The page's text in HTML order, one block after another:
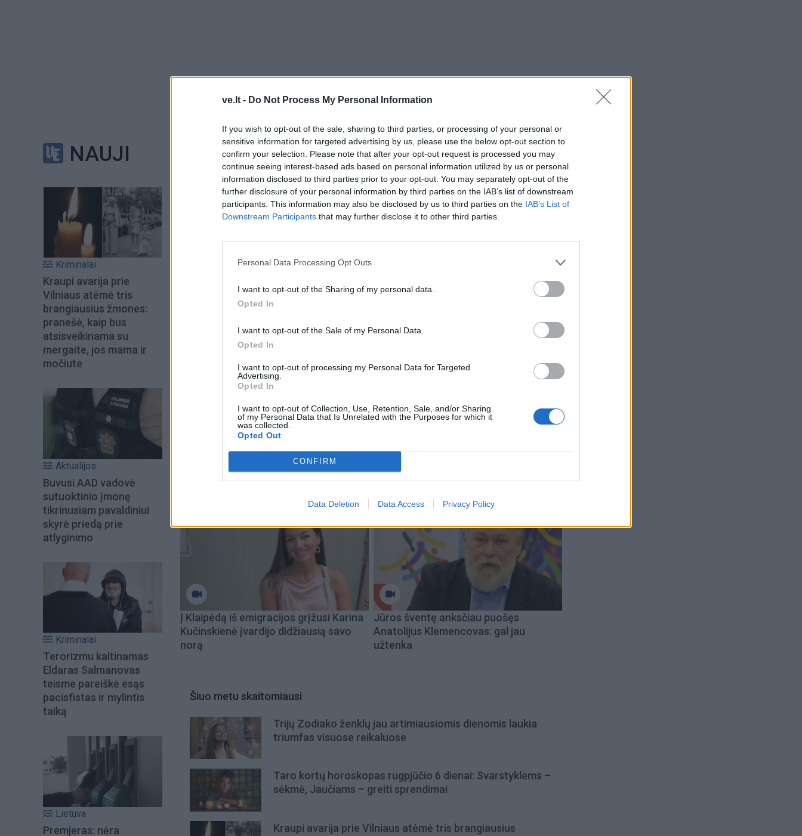
ve.lt - Do Not Process My Personal Information
If you wish to opt-out of the sale, sharing to third parties, or processing of your personal or
sensitive information for targeted advertising by us, please use the below opt-out section to
confirm your selection. Please note that after your opt-out request is processed you may
continue seeing interest-based ads based on personal information utilized by us or personal
information disclosed to third parties prior to your opt-out. You may separately opt-out of the
further disclosure of your personal information by third parties on the IAB’s list of downstream
participants. This information may also be disclosed by us to third parties on the IAB’s List of
Downstream Participants that may further disclose it to other third parties.
Personal Data Processing Opt Outs
I want to opt-out of the Sharing of my personal data.
Opted In
I want to opt-out of the Sale of my Personal Data.
Opted In
I want to opt-out of processing my Personal Data for Targeted
Advertising.
Opted In
I want to opt-out of Collection, Use, Retention, Sale, and/or Sharing
of my Personal Data that Is Unrelated with the Purposes for which it
was collected.
Opted Out
CONFIRM
Data Deletion Data Access Privacy Policy
NAUJI
Kriminalai
Kraupi avarija prie
Vilniaus atėmė tris
brangiausius žmones:
pranešė, kaip bus
atsisveikinama su
mergaite, jos mama ir
močiute
Aktualijos
Buvusi AAD vadovė
sutuoktinio įmonę
tikrinusiam pavaldiniui
skyrė priedą prie
atlyginimo
Kriminalai
Terorizmu kaltinamas
Eldaras Salmanovas
teisme pareiškė esąs
pacisfistas ir mylintis
taiką
Lietuva
Premjeras: nėra
ir megztinio derinį, prie kurio derino sportinius batus. „Yezzy + Adidas“ kūrinys,
kurio kaina – maždaug 490 eurų, atrodė išskirtinai ir patogiai.
Primename, kad Roberto Kuliūno romantinė erotinė drama „Nuodas“ visuose
Lietuvos kino teatruose bus rodoma nuo kovo 6.
Butkevičius su žmona bei daugybė kitų žinomų žmonių. Premjeroje žibėjo ir filmo
žvaigždės Jurgita Jurkutė bei Vytautas Rumšas jaunesnysis.
santykių chaosą, baimę atsiverti po skaudžių patirčių, apie bandymą rasti
Tai filmas, kuriame, kaip sako režisierius, susitinka chaosas ir ramybė, aistra ir
tyla, nuodas ir vaistas, anksčiau skelbė organizatoriai.
Į Klaipėdą iš emigracijos grįžusi Karina
Kučinskienė įvardijo didžiausią savo
norą
Jūros šventę anksčiau puošęs
Anatolijus Klemencovas: gal jau
užtenka
Šiuo metu skaitomiausi
Trijų Zodiako ženklų jau artimiausiomis dienomis laukia
triumfas visuose reikaluose
Taro kortų horoskopas rugpjūčio 6 dienai: Svarstyklėms –
sėkmė, Jaučiams – greiti sprendimai
Kraupi avarija prie Vilniaus atėmė tris brangiausius